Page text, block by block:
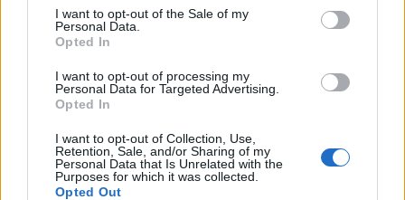
services and may gather and store information including but
not limited to your visit or usage behaviour. You may click to
grant or deny consent to Google and its third-party tags to
consent section.
I want to opt-out of the Sale of my
Personal Data.
Opted In
I want to opt-out of processing my
Personal Data for Targeted Advertising.
Opted In
I want to opt-out of Collection, Use,
Retention, Sale, and/or Sharing of my
Personal Data that Is Unrelated with the
Purposes for which it was collected.
Opted Out